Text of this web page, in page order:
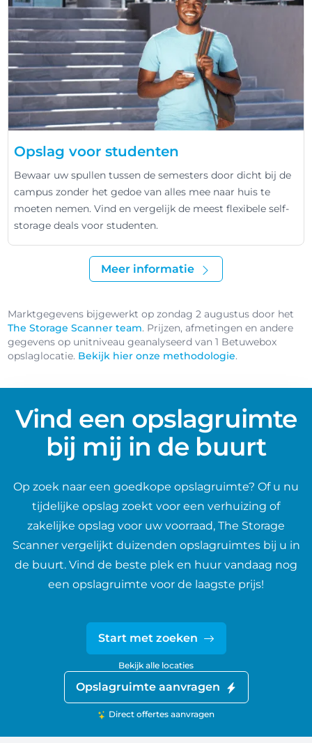
Opslag voor studenten
Bewaar uw spullen tussen de semesters door dicht bij de
campus zonder het gedoe van alles mee naar huis te
moeten nemen. Vind en vergelijk de meest flexibele self-
storage deals voor studenten.
Meer informatie
Marktgegevens bijgewerkt op zondag 2 augustus door het
The Storage Scanner team. Prijzen, afmetingen en andere
gegevens op unitniveau geanalyseerd van 1 Betuwebox
opslaglocatie. Bekijk hier onze methodologie.
Vind een opslagruimte
bij mij in de buurt
Op zoek naar een goedkope opslagruimte? Of u nu
tijdelijke opslag zoekt voor een verhuizing of
zakelijke opslag voor uw voorraad, The Storage
Scanner vergelijkt duizenden opslagruimtes bij u in
de buurt. Vind de beste plek en huur vandaag nog
een opslagruimte voor de laagste prijs!
Start met zoeken
Bekijk alle locaties
Opslagruimte aanvragen
Direct offertes aanvragen